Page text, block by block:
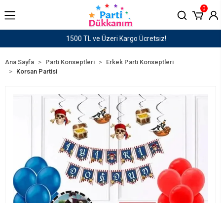
1500 TL ve Üzeri Kargo Ücretsiz!
0
Ana Sayfa Parti Konseptleri
Erkek Parti Konseptleri
Korsan Partisi